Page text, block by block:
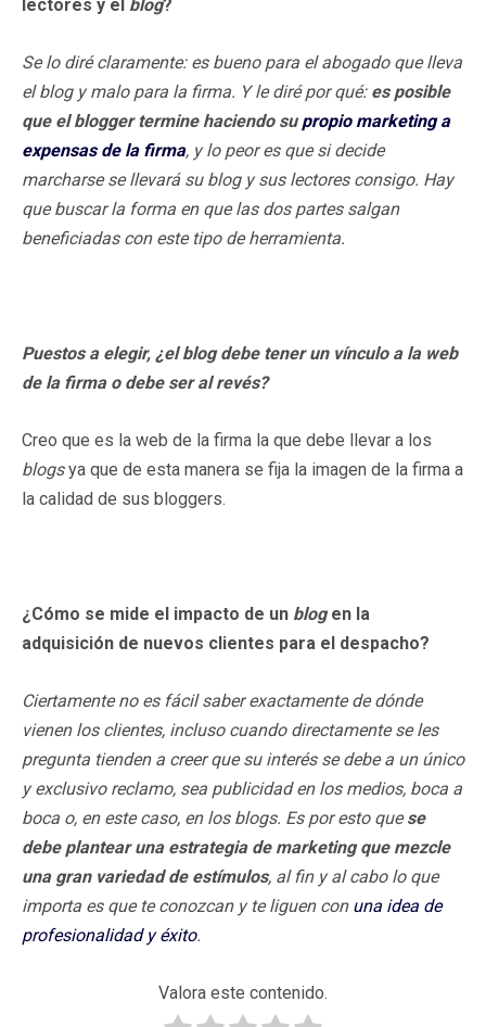
lectores y el blog?
Se lo diré claramente: es bueno para el abogado que lleva
el blogy malo para la firma. Y le diré por qué: es posible
que elbloggertermine haciendo su propio marketing a
expensas de la firma, y lo peor es que si decide
marcharse se llevará su blogy sus lectores consigo. Hay
que buscar la forma en que las dos partes salgan
beneficiadas con este tipo de herramienta.
Puestos a elegir, ¿el blogdebe tener un vínculo a la web
de la firma o debe ser al revés?
Creo que es la web de la firma la que debe llevar a los
blogsya que de esta manera se fija la imagen de la firma a
la calidad de sus bloggers.
¿Cómo se mide el impacto de un blogen la
adquisición de nuevos clientes para el despacho?
Ciertamente no es fácil saber exactamente de dónde
vienen los clientes, incluso cuando directamente se les
pregunta tienden a creer que su interés se debe a un único
y exclusivo reclamo, sea publicidad en los medios, boca a
boca o, en este caso, en los blogs. Es por esto quese
debe plantear una estrategia de marketing que mezcle
una gran variedad de estímulos, al fin y al cabo lo que
importa es que te conozcan y te liguen con una idea de
profesionalidad y éxito.
Valora este contenido.